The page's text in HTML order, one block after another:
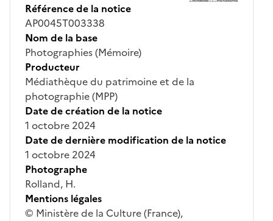
Référence de la notice
AP0045T003338
Nom de la base
Photographies (Mémoire)
Producteur
Médiathèque du patrimoine et de la
photographie (MPP)
Date de création de la notice
1 octobre 2024
Date de dernière modification de la notice
1 octobre 2024
Photographe
Rolland, H.
Mentions légales
© Ministère de la Culture (France),